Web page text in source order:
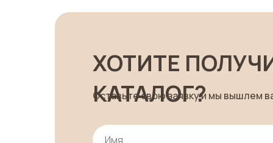
ХОТИТЕ
КАТАЛОГ?
Оставьте свою заявку и мы вышлем